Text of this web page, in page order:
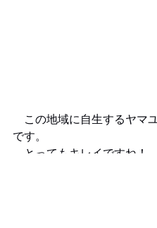
この地域に自生するヤマ
です。
とってもキレイですね！